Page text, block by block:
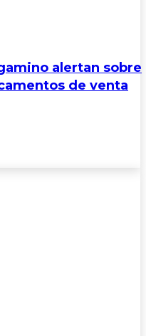
alertan sobre
de venta